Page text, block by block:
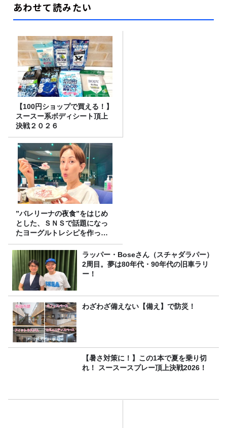
あわせて読みたい
【100円ショップで買える！】
スースー系ボディシート頂上
決戦２０２６
”バレリーナの夜食”をはじめ
とした、ＳＮＳで話題になっ
たヨーグルトレシピを作って
みた！
ラッパー・Boseさん（スチャダラパー）
2周目。夢は80年代・90年代の旧車ラリ
ー！
わざわざ備えない【備え】で防災！
【暑さ対策に！】この1本で夏を乗り切
れ！ スースースプレー頂上決戦2026！